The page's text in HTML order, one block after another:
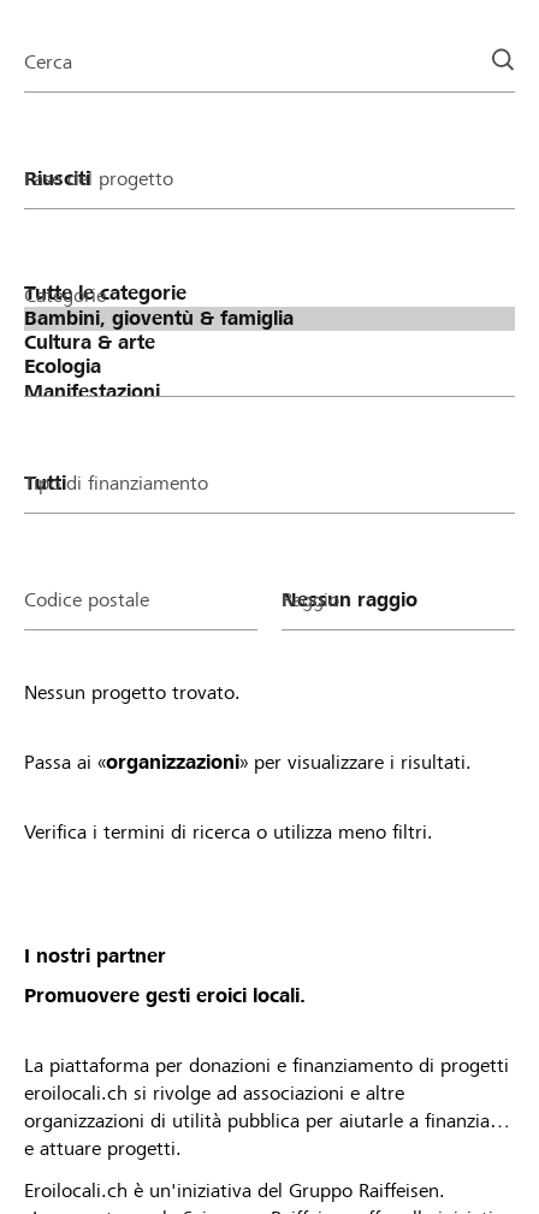
della
Cerca
Fase del progetto
Categorie
Tipo di finanziamento
Codice postale Raggio
Nessun progetto trovato.
Passa ai «organizzazioni» per visualizzare i risultati.
Verifica i termini di ricerca o utilizza meno filtri.
I nostri partner
Promuovere gesti eroici locali.
La piattaforma per donazioni e finanziamento di progetti
eroilocali.ch si rivolge ad associazioni e altre
organizzazioni di utilità pubblica per aiutarle a finanziare
e attuare progetti.
Eroilocali.ch è un'iniziativa del Gruppo Raiffeisen.